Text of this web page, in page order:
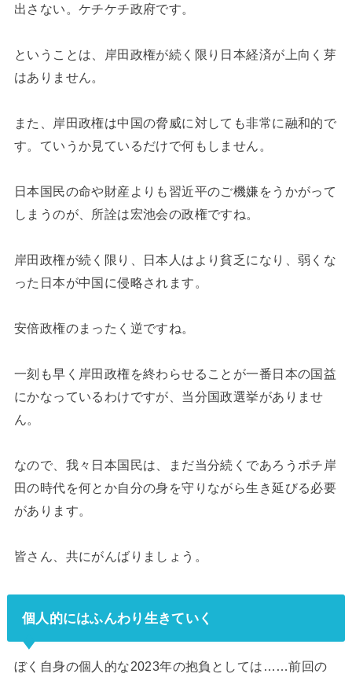
出さない。ケチケチ政府です。
ということは、岸田政権が続く限り日本経済が上向く芽
はありません。
また、岸田政権は中国の脅威に対しても非常に融和的で
す。ていうか見ているだけで何もしません。
日本国民の命や財産よりも習近平のご機嫌をうかがって
しまうのが、所詮は宏池会の政権ですね。
岸田政権が続く限り、日本人はより貧乏になり、弱くな
った日本が中国に侵略されます。
安倍政権のまったく逆ですね。
一刻も早く岸田政権を終わらせることが一番日本の国益
にかなっているわけですが、当分国政選挙がありませ
ん。
なので、我々日本国民は、まだ当分続くであろうポチ岸
田の時代を何とか自分の身を守りながら生き延びる必要
があります。
皆さん、共にがんばりましょう。
個人的にはふんわり生きていく
ぼく自身の個人的な2023年の抱負としては……前回の